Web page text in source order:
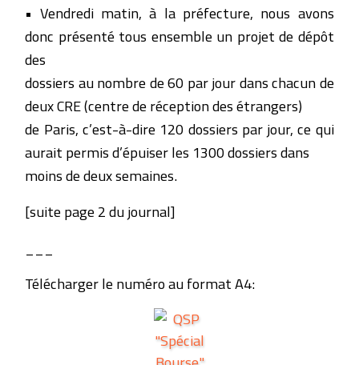
• Vendredi matin, à la préfecture, nous avons
donc présenté tous ensemble un projet de dépôt
des
dossiers au nombre de 60 par jour dans chacun de
deux CRE (centre de réception des étrangers)
de Paris, c’est-à-dire 120 dossiers par jour, ce qui
aurait permis d’épuiser les 1300 dossiers dans
moins de deux semaines.
[suite page 2 du journal]
Télécharger le numéro au format A4: